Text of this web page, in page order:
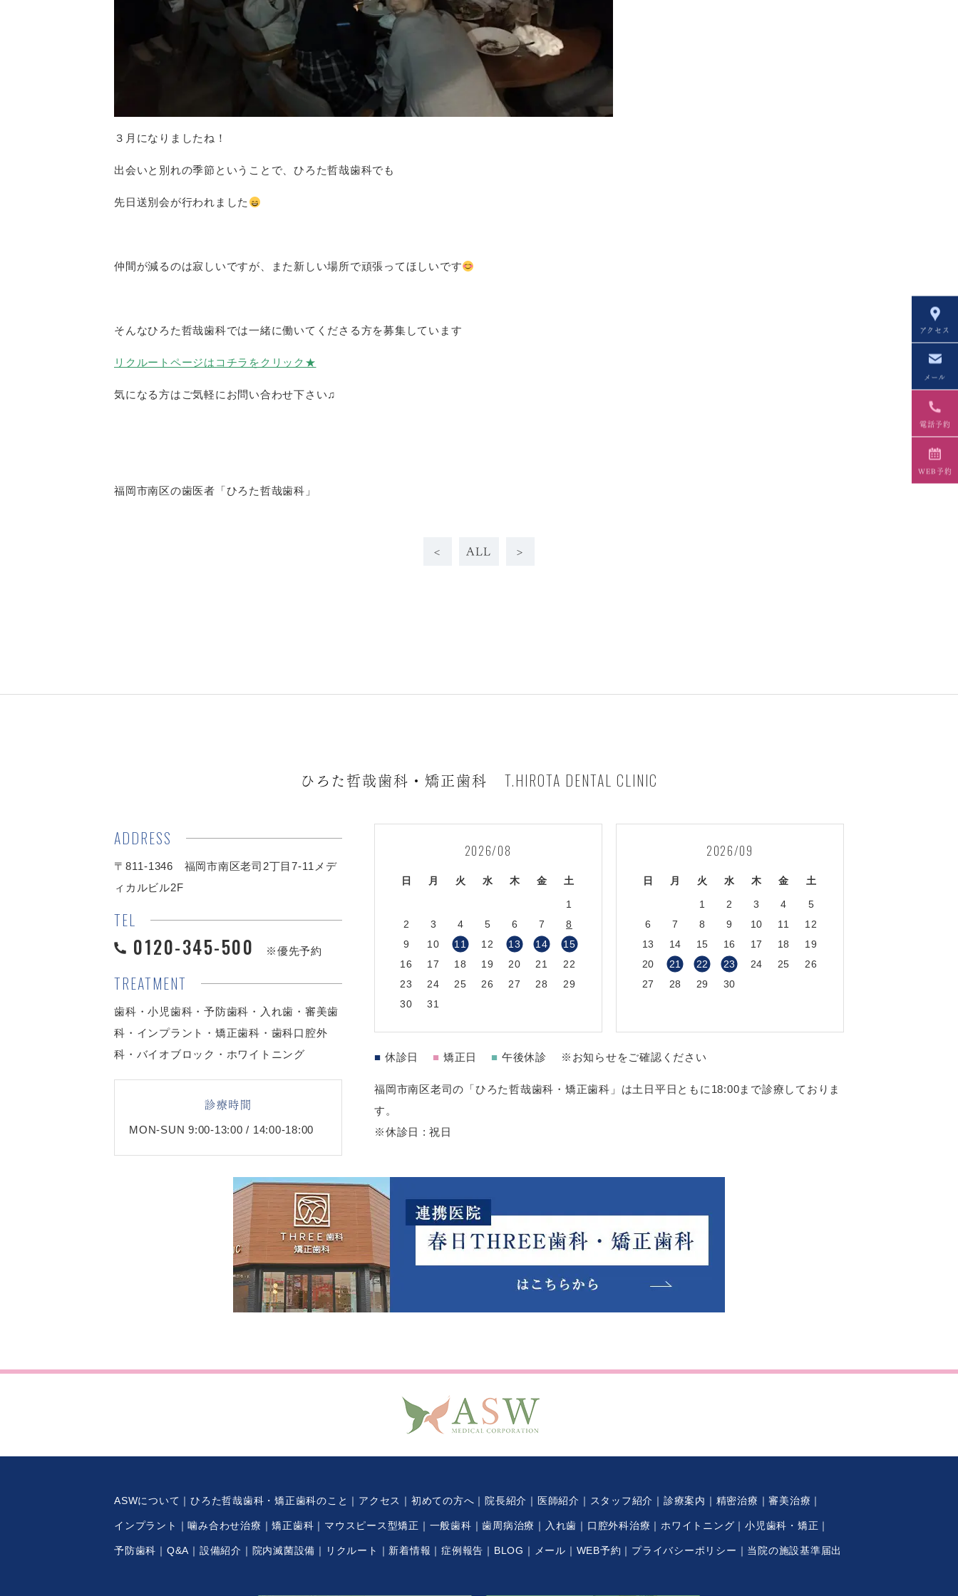
アクセス
メール
電話予約
WEB予約
３月になりましたね！
出会いと別れの季節ということで、ひろた哲哉歯科でも
先日送別会が行われました
仲間が減るのは寂しいですが、また新しい場所で頑張ってほしいです
そんなひろた哲哉歯科では一緒に働いてくださる方を募集しています
リクルートページはコチラをクリック★
気になる方はご気軽にお問い合わせ下さい♫
福岡市南区の歯医者「ひろた哲哉歯科」
< ALL >
ひろた哲哉歯科・矯正歯科 T.HIROTA DENTAL CLINIC
ADDRESS
〒811-1346 福岡市南区老司2丁目7-11メデ
ィカルビル2F
TEL
0120-345-500 ※優先予約
TREATMENT
歯科・小児歯科・予防歯科・入れ歯・審美歯
科・インプラント・矯正歯科・歯科口腔外
科・バイオブロック・ホワイトニング
診療時間
MON-SUN 9:00-13:00 / 14:00-18:00
2026/08
日 月 火 水 木 金 土
1
2
3 4 5 6 7
8
9
10 11 12 13 14
15
16
17 18 19 20 21
22
23
24 25 26 27 28
29
30
31
2026/09
日 月 火 水 木 金 土
1 2 3 4
5
6
7 8 9 10 11
12
13
14 15 16 17 18
19
20
21 22 23 24 25
26
27
28 29 30
■ 休診日 ■ 矯正日 ■ 午後休診 ※お知らせをご確認ください
福岡市南区老司の「ひろた哲哉歯科・矯正歯科」は土日平日ともに18:00まで診療しておりま
す。
※休診日 : 祝日
ASWについて ひろた哲哉歯科・矯正歯科のこと アクセス 初めての方へ 院長紹介 医師紹介 スタッフ紹介 診療案内 精密治療 審美治療
インプラント 噛み合わせ治療 矯正歯科 マウスピース型矯正 一般歯科 歯周病治療 入れ歯 口腔外科治療 ホワイトニング 小児歯科・矯正
予防歯科 Q&A 設備紹介 院内滅菌設備 リクルート 新着情報 症例報告 BLOG メール WEB予約 プライバシーポリシー 当院の施設基準届出